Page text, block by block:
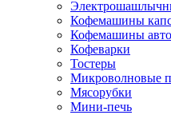
Кофемашины
Кофемашины
Кофеварки
Тостеры
Микроволновые
Мясорубки
Мини-печь